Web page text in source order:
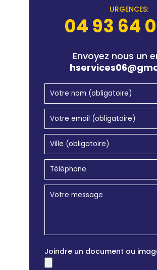
URGENCES:
04 93 64
Envoyez nous un
Joindre un document ou